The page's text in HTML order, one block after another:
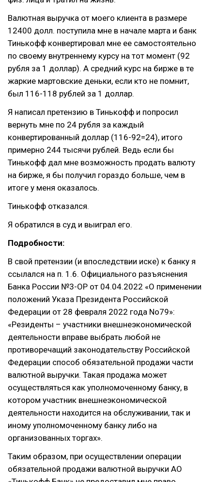
Валютная выручка от моего клиента в размере
12400 долл. поступила мне в начале марта и банк
Тинькофф конвертировал мне ее самостоятельно
по своему внутреннему курсу на тот момент (92
рубля за 1 доллар). А средний курс на бирже в те
жаркие мартовские деньки, если кто не помнит,
был 116-118 рублей за 1 доллар.
Я написал претензию в Тинькофф и попросил
вернуть мне по 24 рубля за каждый
конвертированный доллар (116-92=24), итого
примерно 244 тысячи рублей. Ведь если бы
Тинькофф дал мне возможность продать валюту
на бирже, я бы получил гораздо больше, чем в
итоге у меня оказалось.
Тинькофф отказался.
Я обратился в суд и выиграл его.
Подробности:
В свой претензии (и впоследствии иске) к банку я
ссылался на п. 1.6. Официального разъяснения
Банка России №3-ОР от 04.04.2022 «О применении
положений Указа Президента Российской
Федерации от 28 февраля 2022 года No79»:
«Резиденты – участники внешнеэкономической
деятельности вправе выбрать любой не
противоречащий законодательству Российской
Федерации способ обязательной продажи части
валютной выручки. Такая продажа может
осуществляться как уполномоченному банку, в
котором участник внешнеэкономической
деятельности находится на обслуживании, так и
иному уполномоченному банку либо на
организованных торгах».
Таким образом, при осуществлении операции
обязательной продажи валютной выручки АО